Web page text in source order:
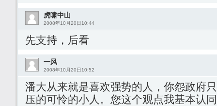
虎啸中山
2008年10月20日10:44
先支持，后看
一风
2008年10月20日10:52
潘大从来就是喜欢强势的人，你怨政府
压的可怜的小人。您这个观点我基本认